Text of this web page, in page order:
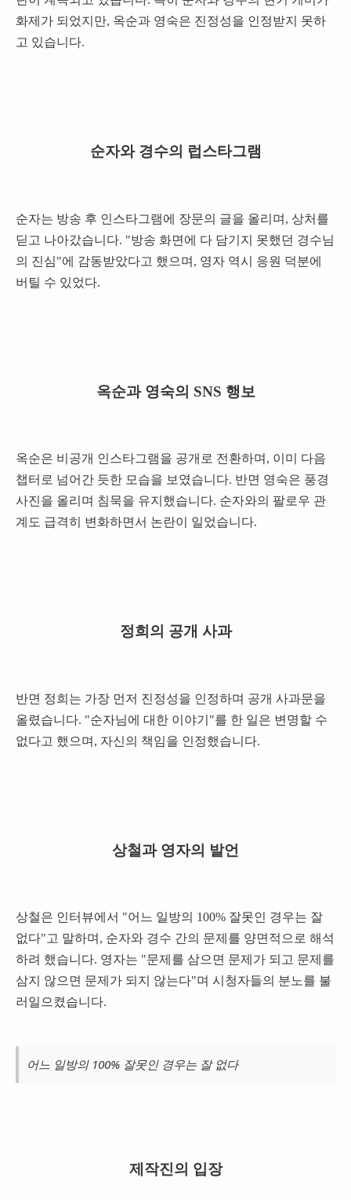
화제가 되었지만, 옥순과 영숙은 진정성을 인정받지 못하
고 있습니다.
순자와 경수의 럽스타그램
순자는 방송 후 인스타그램에 장문의 글을 올리며, 상처를
딛고 나아갔습니다. "방송 화면에 다 담기지 못했던 경수님
의 진심"에 감동받았다고 했으며, 영자 역시 응원 덕분에
버틸 수 있었다.
옥순과 영숙의 SNS 행보
옥순은 비공개 인스타그램을 공개로 전환하며, 이미 다음
챕터로 넘어간 듯한 모습을 보였습니다. 반면 영숙은 풍경
사진을 올리며 침묵을 유지했습니다. 순자와의 팔로우 관
계도 급격히 변화하면서 논란이 일었습니다.
정희의 공개 사과
반면 정희는 가장 먼저 진정성을 인정하며 공개 사과문을
올렸습니다. "순자님에 대한 이야기"를 한 일은 변명할 수
없다고 했으며, 자신의 책임을 인정했습니다.
상철과 영자의 발언
상철은 인터뷰에서 "어느 일방의 100% 잘못인 경우는 잘
없다"고 말하며, 순자와 경수 간의 문제를 양면적으로 해석
하려 했습니다. 영자는 "문제를 삼으면 문제가 되고 문제를
삼지 않으면 문제가 되지 않는다"며 시청자들의 분노를 불
러일으켰습니다.
어느 일방의 100% 잘못인 경우는 잘 없다
제작진의 입장